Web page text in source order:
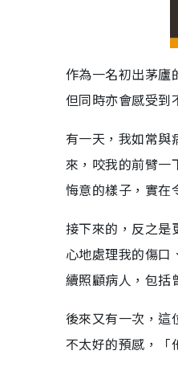
作為一名初出茅廬
但同時亦會感受到
有一天，我如常與
來，咬我的前臂一
悔意的樣子，實在
接下來的，反之是
心地處理我的傷口
續照顧病人，包括
後來又有一次，這
不太好的預感，「